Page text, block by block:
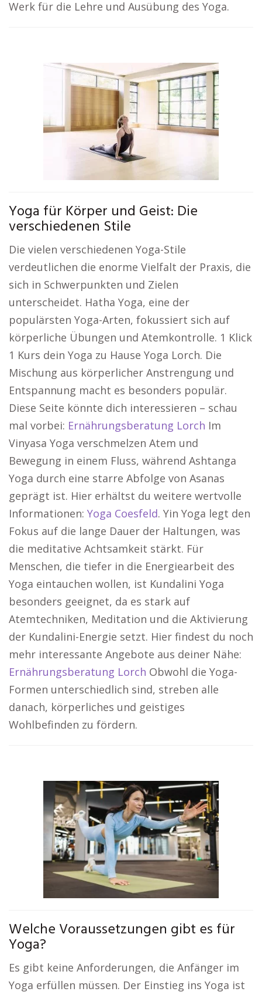
Werk für die Lehre und Ausübung des Yoga.
Yoga für Körper und Geist: Die
verschiedenen Stile
Die vielen verschiedenen Yoga-Stile
verdeutlichen die enorme Vielfalt der Praxis, die
sich in Schwerpunkten und Zielen
unterscheidet. Hatha Yoga, eine der
populärsten Yoga-Arten, fokussiert sich auf
körperliche Übungen und Atemkontrolle. 1 Klick
1 Kurs dein Yoga zu Hause Yoga Lorch. Die
Mischung aus körperlicher Anstrengung und
Entspannung macht es besonders populär.
Diese Seite könnte dich interessieren – schau
mal vorbei: Ernährungsberatung Lorch Im
Vinyasa Yoga verschmelzen Atem und
Bewegung in einem Fluss, während Ashtanga
Yoga durch eine starre Abfolge von Asanas
geprägt ist. Hier erhältst du weitere wertvolle
Informationen: Yoga Coesfeld. Yin Yoga legt den
Fokus auf die lange Dauer der Haltungen, was
die meditative Achtsamkeit stärkt. Für
Menschen, die tiefer in die Energiearbeit des
Yoga eintauchen wollen, ist Kundalini Yoga
besonders geeignet, da es stark auf
Atemtechniken, Meditation und die Aktivierung
der Kundalini-Energie setzt. Hier findest du noch
mehr interessante Angebote aus deiner Nähe:
Ernährungsberatung Lorch Obwohl die Yoga-
Formen unterschiedlich sind, streben alle
danach, körperliches und geistiges
Wohlbefinden zu fördern.
Welche Voraussetzungen gibt es für
Yoga?
Es gibt keine Anforderungen, die Anfänger im
Yoga erfüllen müssen. Der Einstieg ins Yoga ist